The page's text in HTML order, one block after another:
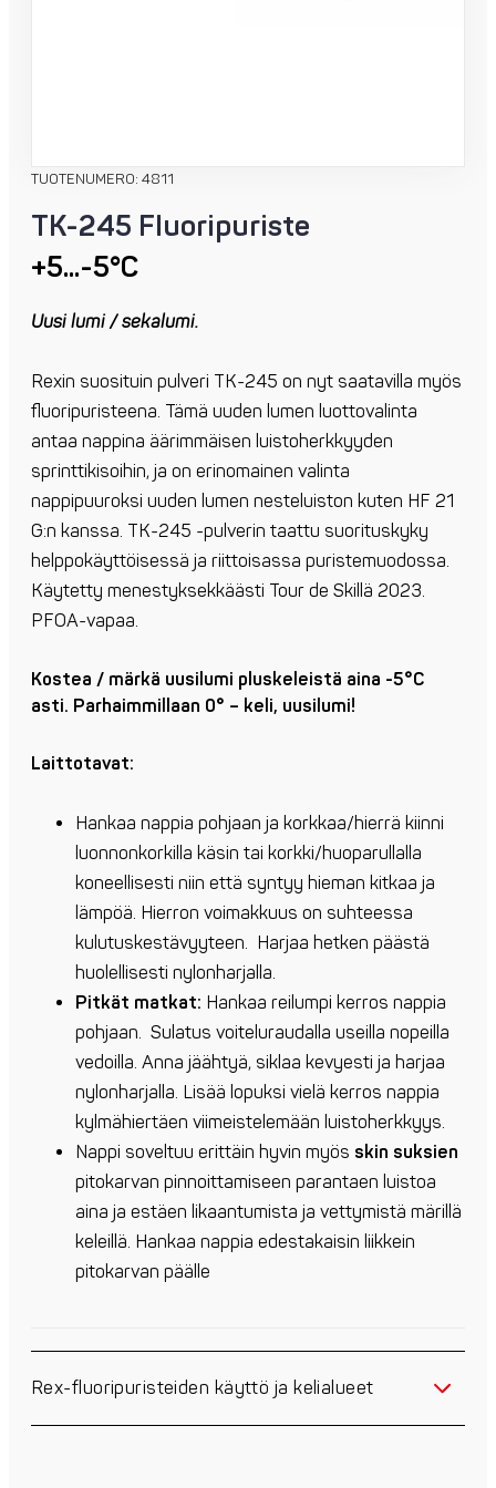
TUOTENUMERO: 4811
TK-245 Fluoripuriste
+5...-5°C
Uusi lumi / sekalumi.
Rexin suosituin pulveri TK-245 on nyt saatavilla myös
fluoripuristeena. Tämä uuden lumen luottovalinta
antaa nappina äärimmäisen luistoherkkyyden
sprinttikisoihin, ja on erinomainen valinta
nappipuuroksi uuden lumen nesteluiston kuten HF 21
G:n kanssa. TK-245 -pulverin taattu suorituskyky
helppokäyttöisessä ja riittoisassa puristemuodossa.
Käytetty menestyksekkäästi Tour de Skillä 2023.
PFOA-vapaa.
Kostea / märkä uusilumi pluskeleistä aina -5°C
asti. Parhaimmillaan 0° – keli, uusilumi!
Laittotavat:
Hankaa nappia pohjaan ja korkkaa/hierrä kiinni
luonnonkorkilla käsin tai korkki/huoparullalla
koneellisesti niin että syntyy hieman kitkaa ja
lämpöä. Hierron voimakkuus on suhteessa
kulutuskestävyyteen. Harjaa hetken päästä
huolellisesti nylonharjalla.
Pitkät matkat: Hankaa reilumpi kerros nappia
pohjaan. Sulatus voiteluraudalla useilla nopeilla
vedoilla. Anna jäähtyä, siklaa kevyesti ja harjaa
nylonharjalla. Lisää lopuksi vielä kerros nappia
kylmähiertäen viimeistelemään luistoherkkyys.
Nappi soveltuu erittäin hyvin myös skin suksien
pitokarvan pinnoittamiseen parantaen luistoa
aina ja estäen likaantumista ja vettymistä märillä
keleillä. Hankaa nappia edestakaisin liikkein
pitokarvan päälle
Rex-fluoripuristeiden käyttö ja kelialueet